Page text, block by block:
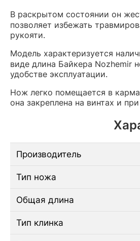
В раскрытом состоянии он
позволяет избежать
рукояти.
Модель характеризуется
виде длина Байкера Nozhemir
удобстве эксплуатации.
Нож легко помещается в
она закреплена на винтах и
Производитель
Тип ножа
Общая длина
Тип клинка